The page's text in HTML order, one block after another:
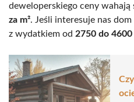
deweloperskiego ceny wahają
za m². Jeśli interesuje nas
z wydatkiem od 2750 do 4600